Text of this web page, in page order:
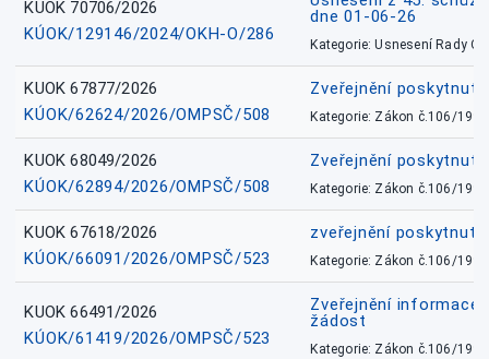
KUOK 70706/2026
KÚOK/129146/2024/OKH-O/286
dne 01-06-26
Kategorie: Usnesení Rady
KUOK 67877/2026
KÚOK/62624/2026/OMPSČ/508
Zveřejnění
Kategorie: Zákon č.106/1999
KUOK 68049/2026
KÚOK/62894/2026/OMPSČ/508
Zveřejnění
Kategorie: Zákon č.106/1999
KUOK 67618/2026
KÚOK/66091/2026/OMPSČ/523
zveřejnění
Kategorie: Zákon č.106/1999
KUOK 66491/2026
KÚOK/61419/2026/OMPSČ/523
Zveřejnění informace
žádost
Kategorie: Zákon č.106/1999